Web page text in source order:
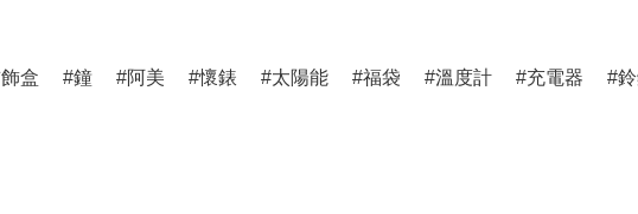
盒 鐘 阿美 懷錶 太陽能 福袋 溫度計 充電器